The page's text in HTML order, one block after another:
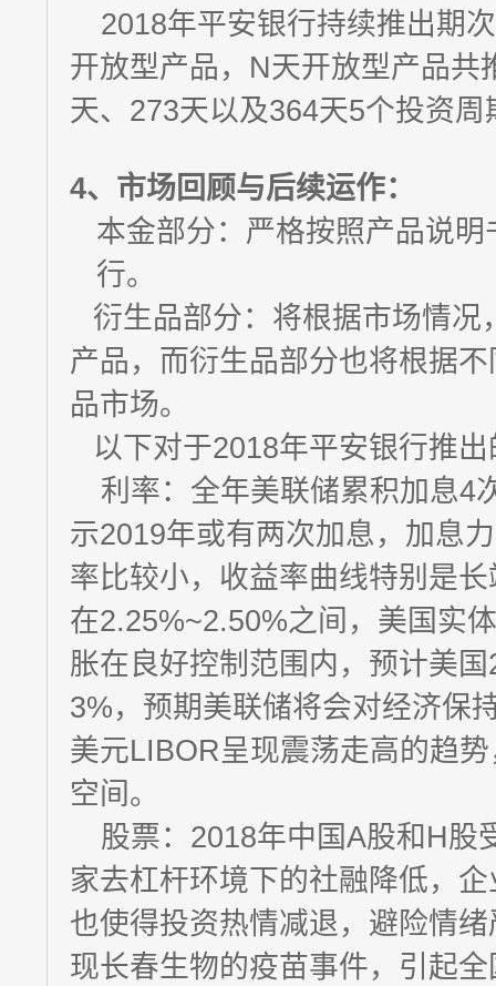
2018年平安银行持续推出期
开放型产品，N天开放型产品
天、273天以及364天5个投资周
4、 市场回顾与后续运作：
本金部分：严格按照产品说
行。
衍生品部分：将根据市场情
产品，而衍生品部分也将根据
品市场。
以下对于2018年平安银行推
利率：全年美联储累积加息4
示2019年或有两次加息，加息
率比较小，收益率曲线特别是
在2.25%~2.50%之间，美国实
胀在良好控制范围内，预计美
3%，预期美联储将会对经济保
美元LIBOR呈现震荡走高的趋
空间。
股票：2018年中国A股和H股
家去杠杆环境下的社融降低，
也使得投资热情减退，避险情
现长春生物的疫苗事件，引起